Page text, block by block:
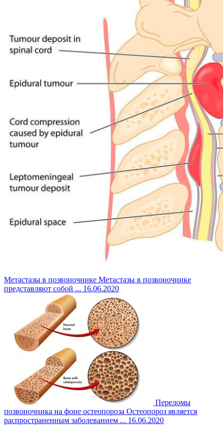
Метастазы в позвоночнике Метастазы в позвоночнике
представляют собой ... 16.06.2020
Переломы
позвоночника на фоне остеопороза Остеопороз является
распространенным заболеванием ... 16.06.2020